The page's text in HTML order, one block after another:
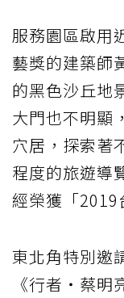
服務園區啟用
藝獎的建築師
的黑色沙丘地
大門也不明顯
穴居，探索著
程度的旅遊導
經榮獲「2019
東北角特別邀
《行者‧蔡明